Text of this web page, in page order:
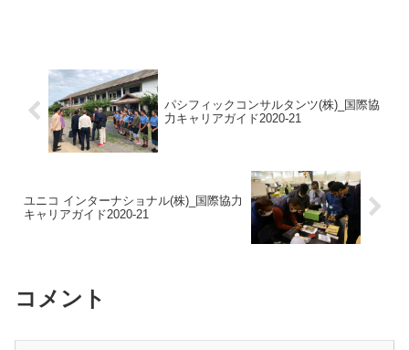
パシフィックコンサルタンツ(株)_国際協
力キャリアガイド2020-21
ユニコ インターナショナル(株)_国際協力
キャリアガイド2020-21
コメント